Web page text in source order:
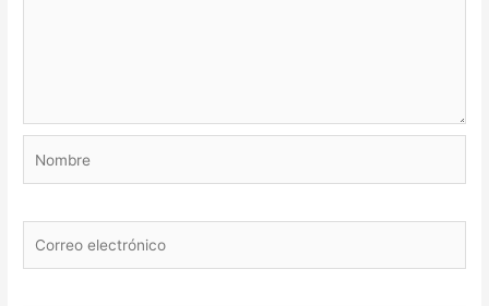
electrónico